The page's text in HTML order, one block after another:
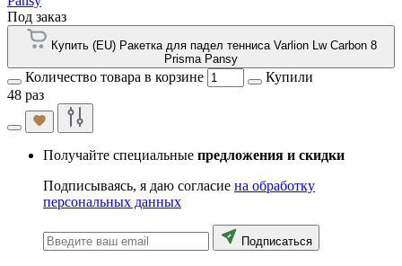
Под заказ
Купить (EU) Ракетка для падел тенниса Varlion Lw Carbon 8
Prisma Pansy
Количество товара в корзине
Купили
48 раз
Получайте специальные предложения и скидки
Подписываясь, я даю согласие на обработку
персональных данных
Подписаться